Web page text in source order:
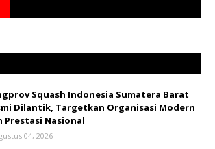
Squash Indonesia Sumatera Barat
Dilantik, Targetkan Organisasi Modern
Prestasi Nasional
04, 2026